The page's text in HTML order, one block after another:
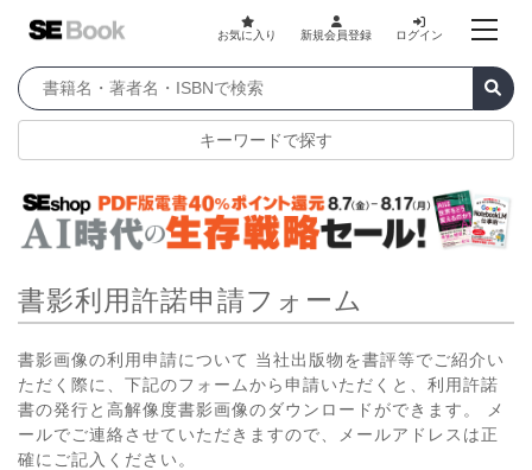
お気に入り 新規会員登録 ログイン
キーワードで探す
書影利用許諾申請フォーム
書影画像の利用申請について 当社出版物を書評等でご紹介い
ただく際に、下記のフォームから申請いただくと、利用許諾
書の発行と高解像度書影画像のダウンロードができます。 メ
ールでご連絡させていただきますので、メールアドレスは正
確にご記入ください。